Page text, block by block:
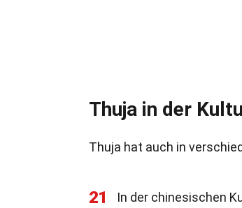
Thuja in der
Thuja hat auch in
21 In der chinesischen